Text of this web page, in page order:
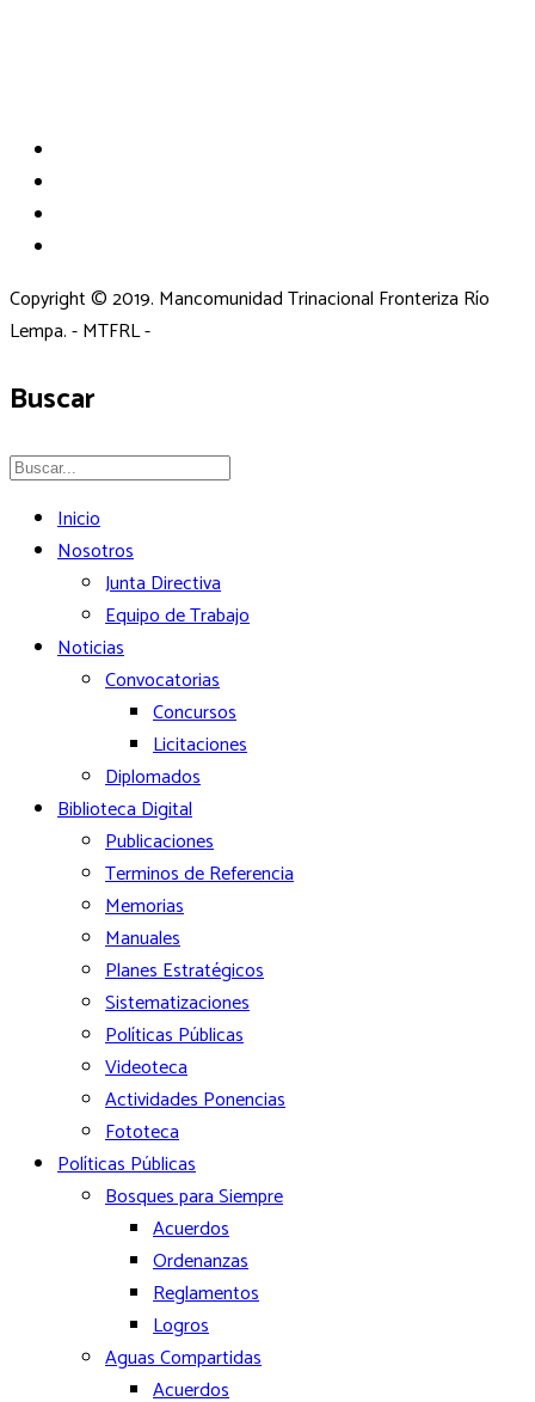
Copyright © 2019. Mancomunidad Trinacional Fronteriza Río
Lempa. - MTFRL -
Buscar
Inicio
Nosotros
Junta Directiva
Equipo de Trabajo
Noticias
Convocatorias
Concursos
Licitaciones
Diplomados
Biblioteca Digital
Publicaciones
Terminos de Referencia
Memorias
Manuales
Planes Estratégicos
Sistematizaciones
Políticas Públicas
Videoteca
Actividades Ponencias
Fototeca
Políticas Públicas
Bosques para Siempre
Acuerdos
Ordenanzas
Reglamentos
Logros
Aguas Compartidas
Acuerdos